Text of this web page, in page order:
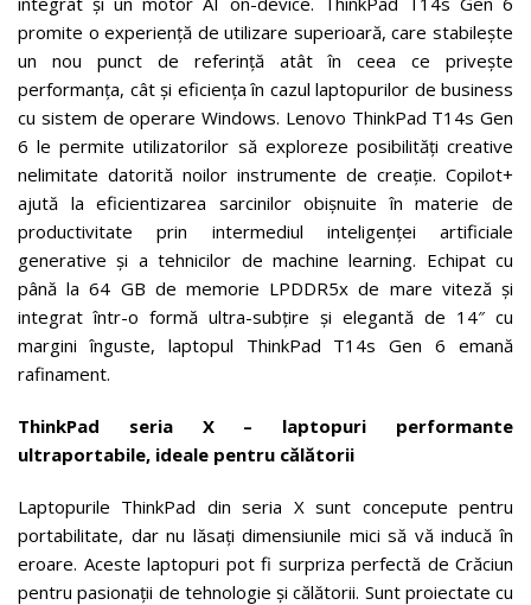
promite o experiență de utilizare superioară, care stabilește
un nou punct de referință atât în ceea ce privește
performanța, cât și eficiența în cazul laptopurilor de business
cu sistem de operare Windows. Lenovo ThinkPad T14s Gen
6 le permite utilizatorilor să exploreze posibilități creative
nelimitate datorită noilor instrumente de creație. Copilot+
ajută la eficientizarea sarcinilor obișnuite în materie de
productivitate prin intermediul inteligenței artificiale
generative și a tehnicilor de machine learning. Echipat cu
până la 64 GB de memorie LPDDR5x de mare viteză și
integrat într-o formă ultra-subțire și elegantă de 14″ cu
margini înguste, laptopul ThinkPad T14s Gen 6 emană
rafinament.
ThinkPad seria X – laptopuri performante
ultraportabile, ideale pentru călătorii
Laptopurile ThinkPad din seria X sunt concepute pentru
portabilitate, dar nu lăsați dimensiunile mici să vă inducă în
eroare. Aceste laptopuri pot fi surpriza perfectă de Crăciun
pentru pasionații de tehnologie și călătorii. Sunt proiectate cu